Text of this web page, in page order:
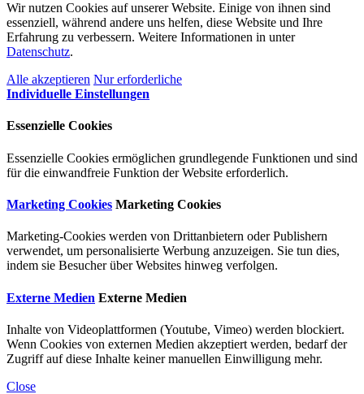
Wir nutzen Cookies auf unserer Website. Einige von ihnen sind
essenziell, während andere uns helfen, diese Website und Ihre
Erfahrung zu verbessern. Weitere Informationen in unter
Datenschutz.
Alle akzeptieren Nur erforderliche
Individuelle Einstellungen
Essenzielle Cookies
Essenzielle Cookies ermöglichen grundlegende Funktionen und sind
für die einwandfreie Funktion der Website erforderlich.
Marketing Cookies Marketing Cookies
Marketing-Cookies werden von Drittanbietern oder Publishern
verwendet, um personalisierte Werbung anzuzeigen. Sie tun dies,
indem sie Besucher über Websites hinweg verfolgen.
Externe Medien Externe Medien
Inhalte von Videoplattformen (Youtube, Vimeo) werden blockiert.
Wenn Cookies von externen Medien akzeptiert werden, bedarf der
Zugriff auf diese Inhalte keiner manuellen Einwilligung mehr.
Close